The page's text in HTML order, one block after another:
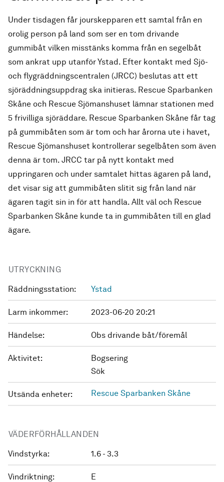
Under tisdagen får jourskepparen ett samtal från en
orolig person på land som ser en tom drivande
gummibåt vilken misstänks komma från en segelbåt
som ankrat upp utanför Ystad. Efter kontakt med Sjö-
och flygräddningscentralen (JRCC) beslutas att ett
sjöräddningsuppdrag ska initieras. Rescue Sparbanken
Skåne och Rescue Sjömanshuset lämnar stationen med
5 frivilliga sjöräddare. Rescue Sparbanken Skåne får tag
på gummibåten som är tom och har årorna ute i havet,
Rescue Sjömanshuset kontrollerar segelbåten som även
denna är tom. JRCC tar på nytt kontakt med
uppringaren och under samtalet hittas ägaren på land,
det visar sig att gummibåten slitit sig från land när
ägaren tagit sin in för att handla. Allt väl och Rescue
Sparbanken Skåne kunde ta in gummibåten till en glad
ägare.
UTRYCKNING
Räddningsstation: Ystad
Larm inkommer: 2023-06-20 20:21
Händelse: Obs drivande båt/föremål
Aktivitet:
Bogsering
Sök
Utsända enheter: Rescue Sparbanken Skåne
VÄDERFÖRHÅLLANDEN
Vindstyrka: 1.6 - 3.3
Vindriktning: E